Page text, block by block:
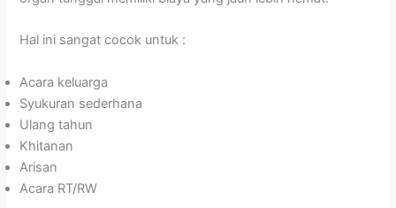
Hal ini sangat cocok untuk :
Acara keluarga
Syukuran sederhana
Ulang tahun
Khitanan
Arisan
Acara RT/RW